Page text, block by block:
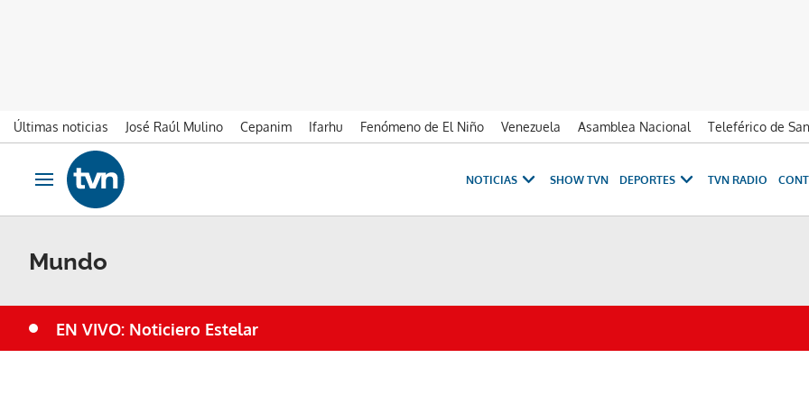
Últimas noticias José Raúl Mulino Cepanim Ifarhu Fenómeno de El Niño Venezuela Asamblea Nacional Teleférico de
Ir al contenido
Obrir navegació
NOTICIAS SHOW TVN DEPORTES TVN RADIO
Mundo
EN VIVO: Noticiero Estelar